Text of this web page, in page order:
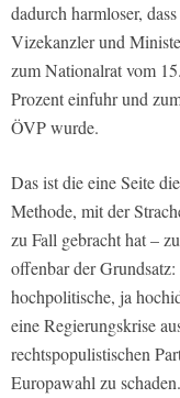
dadurch harmloser,
Vizekanzler und
zum Nationalrat vom
Prozent einfuhr und
ÖVP wurde.
Das ist die eine Seite
Methode, mit der
zu Fall gebracht hat –
offenbar der
hochpolitische, ja
eine Regierungskrise
rechtspopulistischen
Europawahl zu